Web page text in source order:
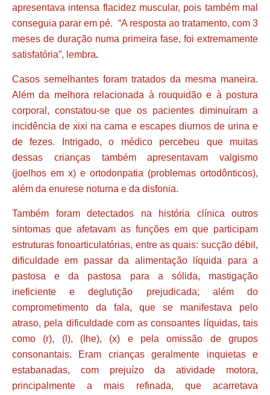
apresentava intensa flacidez muscular, pois também mal
conseguia parar em pé. “A resposta ao tratamento, com 3
meses de duração numa primeira fase, foi extremamente
satisfatória”, lembra.
Casos semelhantes foram tratados da mesma maneira.
Além da melhora relacionada à rouquidão e à postura
corporal, constatou-se que os pacientes diminuíram a
incidência de xixi na cama e escapes diurnos de urina e
de fezes. Intrigado, o médico percebeu que muitas
dessas crianças também apresentavam valgismo
(joelhos em x) e ortodonpatia (problemas ortodônticos),
além da enurese noturna e da disfonia.
Também foram detectados na história clínica outros
sintomas que afetavam as funções em que participam
estruturas fonoarticulatórias, entre as quais: sucção débil,
dificuldade em passar da alimentação líquida para a
pastosa e da pastosa para a sólida, mastigação
ineficiente e deglutição prejudicada; além do
comprometimento da fala, que se manifestava pelo
atraso, pela dificuldade com as consoantes líquidas, tais
como (r), (l), (lhe), (x) e pela omissão de grupos
consonantais. Eram crianças geralmente inquietas e
estabanadas, com prejuízo da atividade motora,
principalmente a mais refinada, que acarretava